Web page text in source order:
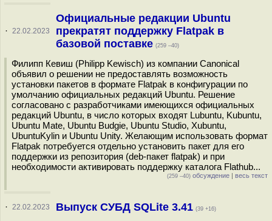
· 22.02.2023
Официальные редакции Ubuntu
прекратят поддержку Flatpak в
базовой поставке (259 –40)
Филипп Кевиш (Philipp Kewisch) из компании Canonical
объявил о решении не предоставлять возможность
установки пакетов в формате Flatpak в конфигурации по
умолчанию официальных редакций Ubuntu. Решение
согласовано с разработчиками имеющихся официальных
редакций Ubuntu, в число которых входят Lubuntu, Kubuntu,
Ubuntu Mate, Ubuntu Budgie, Ubuntu Studio, Xubuntu,
UbuntuKylin и Ubuntu Unity. Желающим использовать формат
Flatpak потребуется отдельно установить пакет для его
поддержки из репозитория (deb-пакет flatpak) и при
необходимости активировать поддержку каталога Flathub...
(259 –40) обсуждение | весь текст
· 22.02.2023 Выпуск СУБД SQLite 3.41 (39 +16)